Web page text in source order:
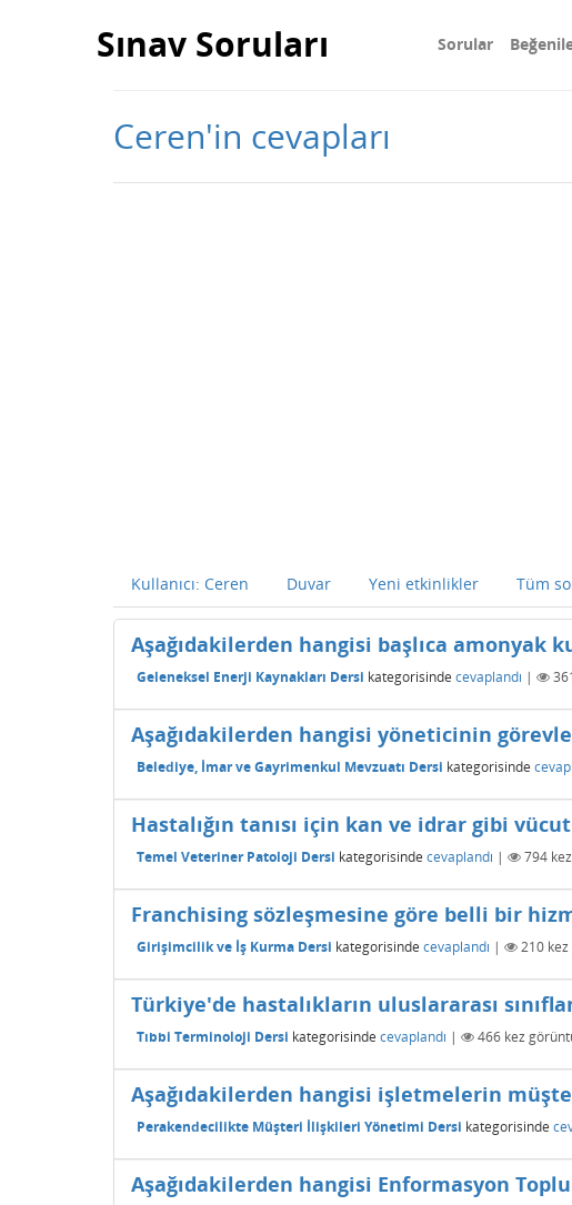
Sınav Soruları Sorular
Ceren'in cevapları
Kullanıcı: Ceren Duvar Yeni etkinlikler Tüm
Aşağıdakilerden hangisi başlıca amonyak
Geleneksel Enerji Kaynakları Dersi kategorisinde cevaplandı |
Aşağıdakilerden hangisi yöneticinin
Belediye, İmar ve Gayrimenkul Mevzuatı Dersi kategorisinde
Hastalığın tanısı için kan ve idrar gibi
Temel Veteriner Patoloji Dersi kategorisinde cevaplandı | 794
Franchising sözleşmesine göre belli bir
Girişimcilik ve İş Kurma Dersi kategorisinde cevaplandı | 210
Türkiye'de hastalıkların uluslararası
Tıbbi Terminoloji Dersi kategorisinde cevaplandı | 466 kez
Aşağıdakilerden hangisi işletmelerin
Perakendecilikte Müşteri İlişkileri Yönetimi Dersi kategorisinde
Aşağıdakilerden hangisi Enformasyon